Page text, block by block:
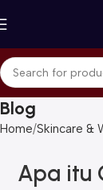
Blog
Home Skincare &
Apa itu